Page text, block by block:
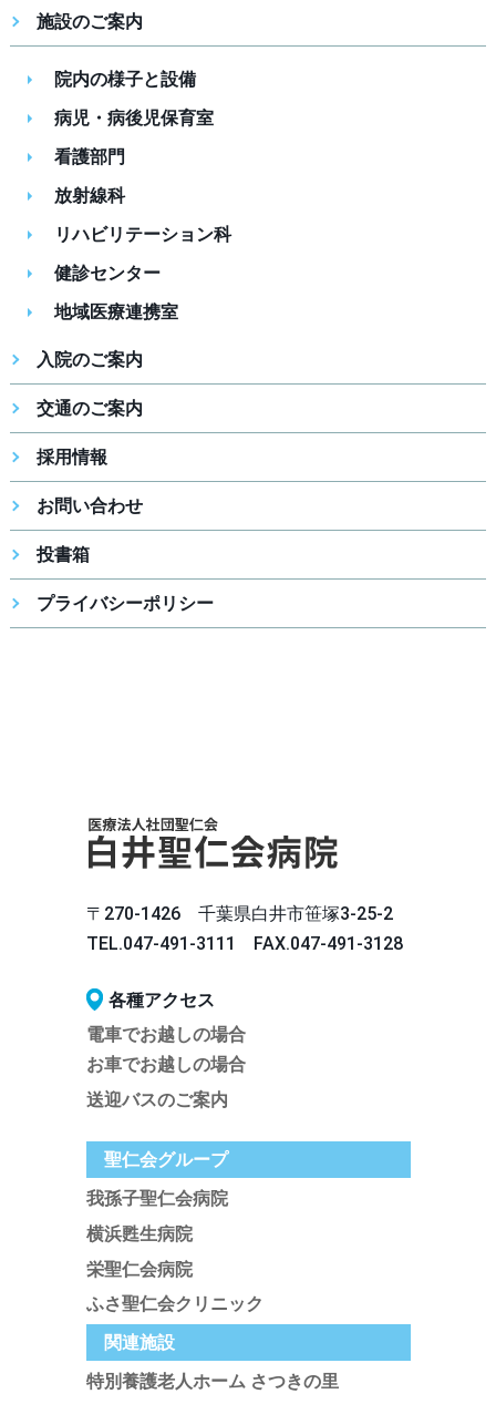
施設のご案内
院内の様子と設備
病児・病後児保育室
看護部門
放射線科
リハビリテーション科
健診センター
地域医療連携室
入院のご案内
交通のご案内
採用情報
お問い合わせ
投書箱
プライバシーポリシー
〒270-1426 千葉県白井市笹塚3-25-2
TEL.047-491-3111 FAX.047-491-3128
各種アクセス
電車でお越しの場合
お車でお越しの場合
送迎バスのご案内
聖仁会グループ
我孫子聖仁会病院
横浜甦生病院
栄聖仁会病院
ふさ聖仁会クリニック
関連施設
特別養護老人ホーム さつきの里